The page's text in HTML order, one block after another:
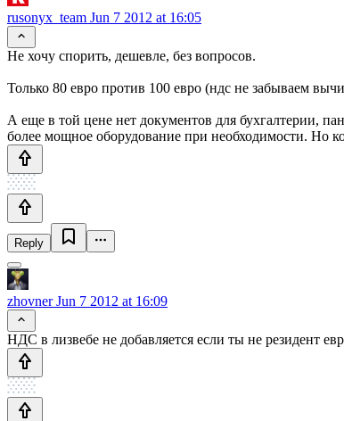
rusonyx_team Jun 7 2012 at 16:05
Не хочу спорить, дешевле, без вопросов.
Только 80 евро против 100 евро (ндс не забываем
А еще в той цене нет документов для бухгалтерии,
более мощное оборудование при необходимости. Но
Reply
zhovnerJun 7 2012 at 16:09
НДС в лизвебе не добавляется если ты не резидент